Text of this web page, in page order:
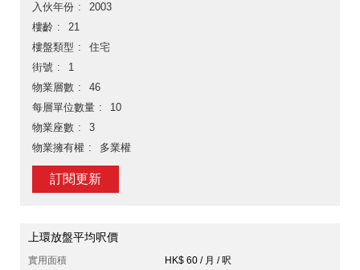
入伙年份
2003
樓齡
21
樓盤類型
住宅
街號
1
物業層數
46
每層單位數量
10
物業座數
3
物業擁有權
多業權
訂閱更新
上環放盤平均呎價
實用面積
HK$ 60 / 月 / 呎